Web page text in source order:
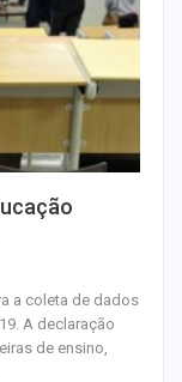
a coleta de dados
A declaração
de ensino,